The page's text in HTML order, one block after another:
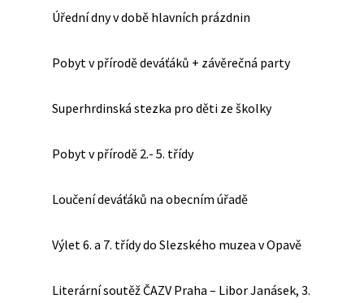
Úřední dny v době hlavních prázdnin
Pobyt v přírodě deváťáků + závěrečná party
Superhrdinská stezka pro děti ze školky
Pobyt v přírodě 2.- 5. třídy
Loučení deváťáků na obecním úřadě
Výlet 6. a 7. třídy do Slezského muzea v Opavě
Literární soutěž ČAZV Praha – Libor Janásek, 3.